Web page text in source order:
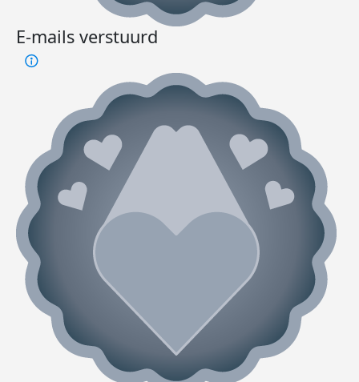
E-mails verstuurd